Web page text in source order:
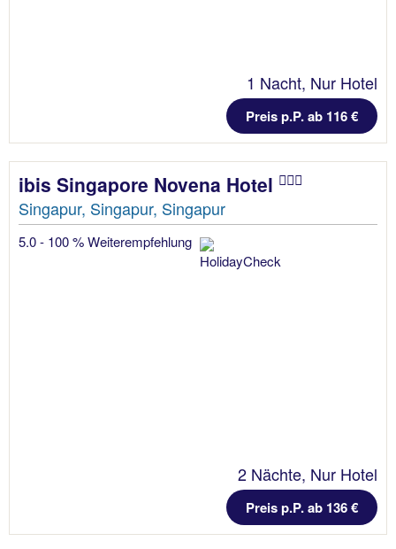
1 Nacht, Nur Hotel
Preis p.P. ab 116 €
ibis Singapore Novena Hotel
Singapur, Singapur, Singapur
5.0 - 100 % Weiterempfehlung
2 Nächte, Nur Hotel
Preis p.P. ab 136 €